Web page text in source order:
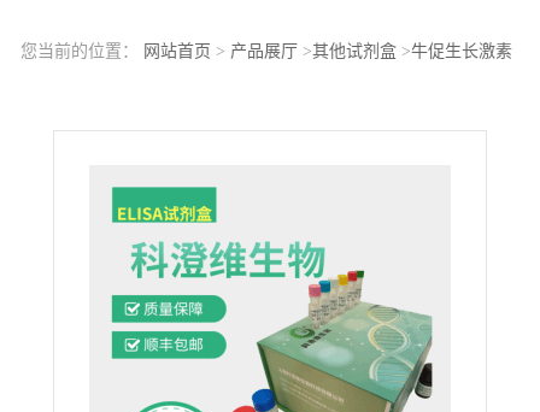
您当前的位置： 网站首页 > 产品展厅>其他试剂盒>牛促生长激素